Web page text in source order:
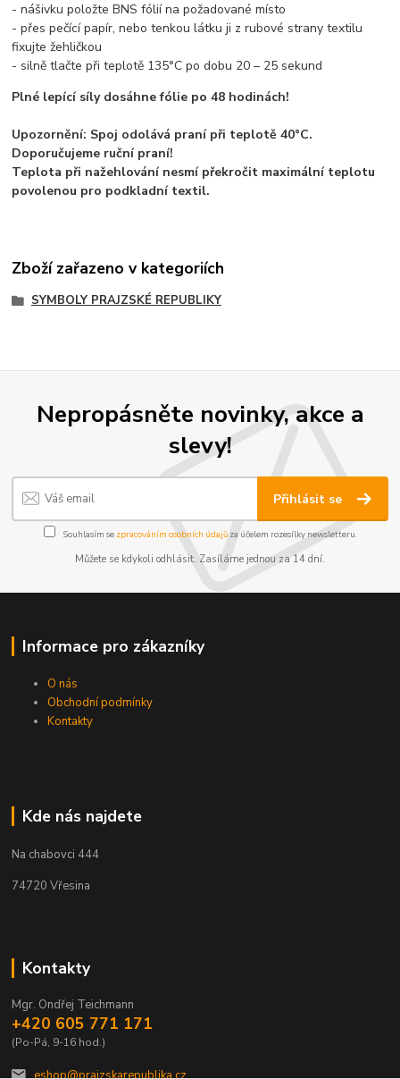
- nášivku položte BNS fólií na požadované místo
- přes pečící papír, nebo tenkou látku ji z rubové strany textilu
fixujte žehličkou
- silně tlačte při teplotě 135°C po dobu 20 – 25 sekund
Plné lepící síly dosáhne fólie po 48 hodinách!
Upozornění: Spoj odolává praní při teplotě 40°C.
Doporučujeme ruční praní!
Teplota při nažehlování nesmí překročit maximální teplotu
povolenou pro podkladní textil.
Zboží zařazeno v kategoriích
SYMBOLY PRAJZSKÉ REPUBLIKY
Nepropásněte novinky, akce a
slevy!
Přihlásit se
Souhlasím se zpracováním osobních údajůza účelem rozesílky newsletteru.
Můžete se kdykoli odhlásit. Zasíláme jednou za 14 dní.
Informace pro zákazníky
O nás
Obchodní podmínky
Kontakty
Kde nás najdete
Na chabovci 444
74720 Vřesina
Kontakty
Mgr. Ondřej Teichmann
+420 605 771 171
(Po-Pá, 9-16 hod.)
eshop@prajzskarepublika.cz